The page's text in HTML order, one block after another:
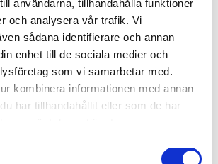
användarna, tillhandahålla funktioner
och analysera vår trafik. Vi
sådana identifierare och annan
enhet till de sociala medier och
som vi samarbetar med.
kombinera informationen med annan
har tillhandahållit eller som de har